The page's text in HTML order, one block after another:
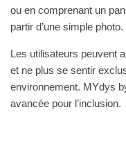
ou en comprenant un
partir d’une simple photo.
Les utilisateurs peuvent
et ne plus se sentir
environnement. MYdys
avancée pour l’inclusion.